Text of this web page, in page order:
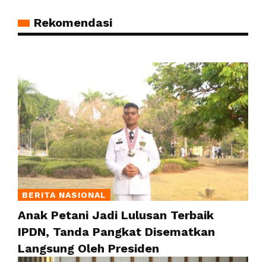
Rekomendasi
BERITA NASIONAL
Anak Petani Jadi Lulusan Terbaik
IPDN, Tanda Pangkat Disematkan
Langsung Oleh Presiden